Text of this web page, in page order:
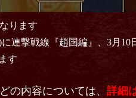
ります
連撃戦線『趙国編』、3月10
す
の内容については、 詳細